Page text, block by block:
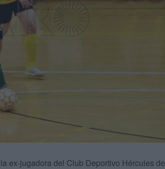
ex-jugadora del Club Deportivo Hércules de